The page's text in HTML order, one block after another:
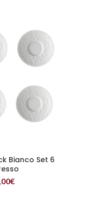
Bianco Set 6
€